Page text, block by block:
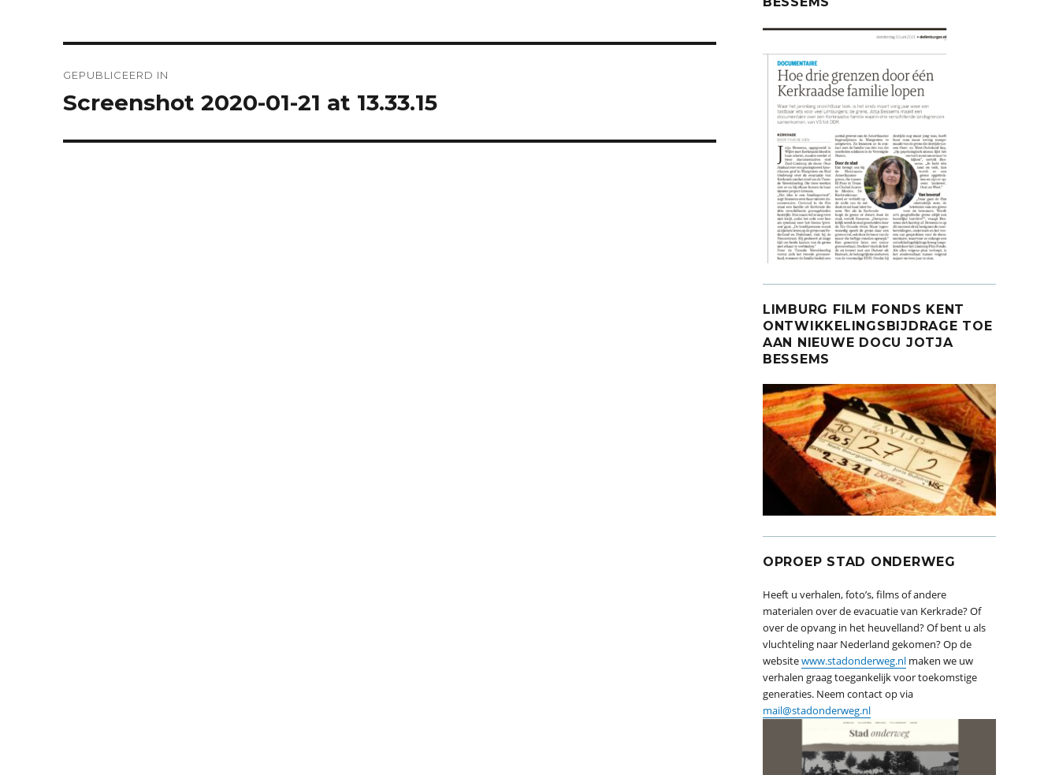
navigatie
GEPUBLICEERD IN
Screenshot 2020-01-21 at 13.33.15
LIMBURG FILM FONDS KENT
ONTWIKKELINGSBIJDRAGE TOE
AAN NIEUWE DOCU JOTJA
BESSEMS
OPROEP STAD ONDERWEG
Heeft u verhalen, foto’s, films of andere
materialen over de evacuatie van Kerkrade? Of
over de opvang in het heuvelland? Of bent u als
vluchteling naar Nederland gekomen? Op de
websitewww.stadonderweg.nlmaken we uw
verhalen graag toegankelijk voor toekomstige
generaties. Neem contact op via
mail@stadonderweg.nl